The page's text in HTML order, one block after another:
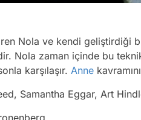
Nola ve kendi geliştirdiği
Nola zaman içinde bu
karşılaşır. Anne
Samantha Eggar, Art